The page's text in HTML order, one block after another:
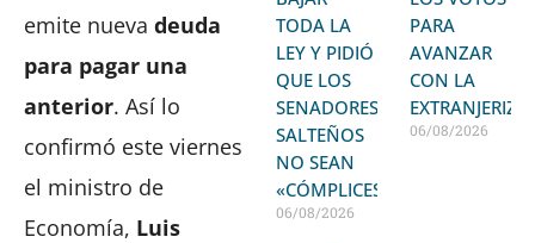
emite nueva deuda
para pagar una
anterior. Así lo
confirmó este viernes
el ministro de
Economía, Luis
TODA LA
LEY Y PIDIÓ
QUE LOS
SENADORES
SALTEÑOS
NO SEAN
«CÓMPLICES»
06/08/2026
PARA
AVANZAR
CON LA
06/08/2026